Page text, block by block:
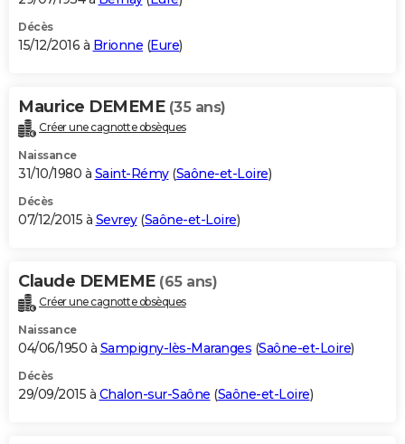
Décès
15/12/2016 à Brionne (Eure)
Maurice DEMEME (35 ans)
Créer une cagnotte obsèques
Naissance
31/10/1980 à Saint-Rémy(Saône-et-Loire)
Décès
07/12/2015 à Sevrey(Saône-et-Loire)
Claude DEMEME (65 ans)
Créer une cagnotte obsèques
Naissance
04/06/1950 à Sampigny-lès-Maranges (Saône-et-Loire)
Décès
29/09/2015 à Chalon-sur-Saône (Saône-et-Loire)